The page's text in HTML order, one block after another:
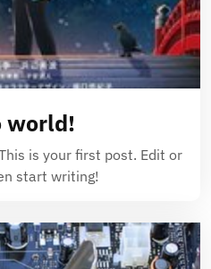
world!
is your first post. Edit or
start writing!